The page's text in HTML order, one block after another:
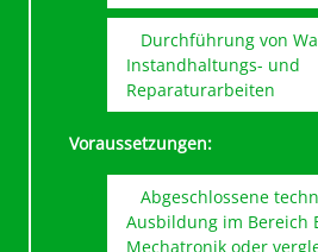
Durchführung von
Instandhaltungs- und
Reparaturarbeiten
Voraussetzungen:
Abgeschlossene
Ausbildung im Bereich
Mechatronik oder